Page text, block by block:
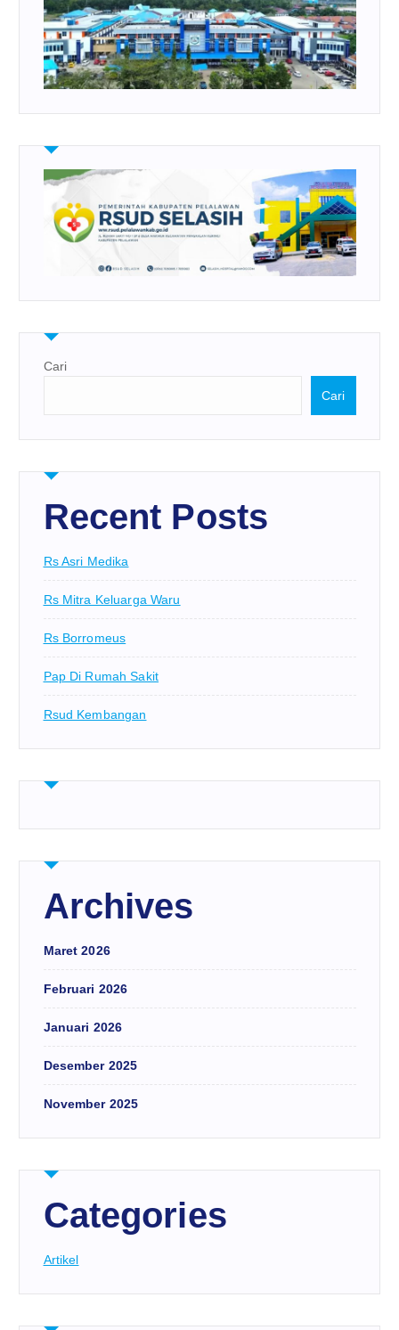
Cari
Cari
Recent Posts
Rs Asri Medika
Rs Mitra Keluarga Waru
Rs Borromeus
Pap Di Rumah Sakit
Rsud Kembangan
Archives
Maret 2026
Februari 2026
Januari 2026
Desember 2025
November 2025
Categories
Artikel